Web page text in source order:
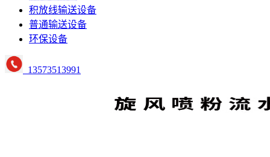
积放线输送设备
普通输送设备
环保设备
13573513991